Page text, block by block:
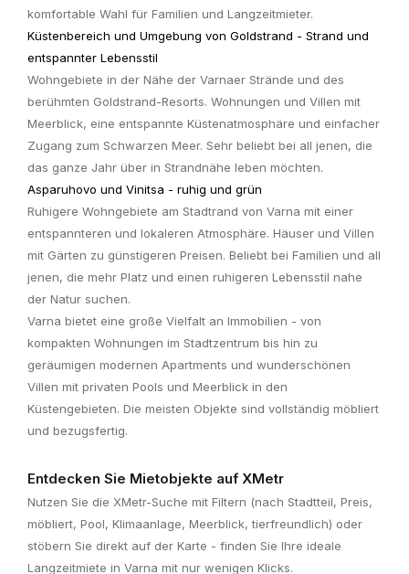
komfortable Wahl für Familien und Langzeitmieter.
Küstenbereich und Umgebung von Goldstrand - Strand und
entspannter Lebensstil
Wohngebiete in der Nähe der Varnaer Strände und des
berühmten Goldstrand-Resorts. Wohnungen und Villen mit
Meerblick, eine entspannte Küstenatmosphäre und einfacher
Zugang zum Schwarzen Meer. Sehr beliebt bei all jenen, die
das ganze Jahr über in Strandnähe leben möchten.
Asparuhovo und Vinitsa - ruhig und grün
Ruhigere Wohngebiete am Stadtrand von Varna mit einer
entspannteren und lokaleren Atmosphäre. Häuser und Villen
mit Gärten zu günstigeren Preisen. Beliebt bei Familien und all
jenen, die mehr Platz und einen ruhigeren Lebensstil nahe
der Natur suchen.
Varna bietet eine große Vielfalt an Immobilien - von
kompakten Wohnungen im Stadtzentrum bis hin zu
geräumigen modernen Apartments und wunderschönen
Villen mit privaten Pools und Meerblick in den
Küstengebieten. Die meisten Objekte sind vollständig möbliert
und bezugsfertig.
Entdecken Sie Mietobjekte auf XMetr
Nutzen Sie die XMetr-Suche mit Filtern (nach Stadtteil, Preis,
möbliert, Pool, Klimaanlage, Meerblick, tierfreundlich) oder
stöbern Sie direkt auf der Karte - finden Sie Ihre ideale
Langzeitmiete in Varna mit nur wenigen Klicks.